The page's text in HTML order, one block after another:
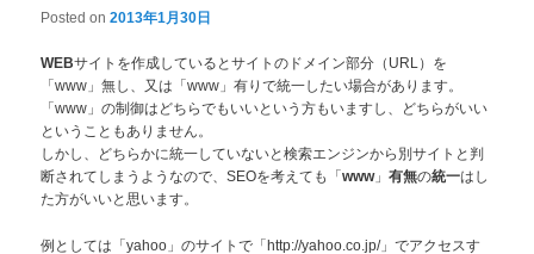
Posted on2013年1月30日
WEBサイトを作成しているとサイトのドメイン部分（URL）を
「www」無し、又は「www」有りで統一したい場合があります。
「www」の制御はどちらでもいいという方もいますし、どちらがいい
ということもありません。
しかし、どちらかに統一していないと検索エンジンから別サイトと判
断されてしまうようなので、SEOを考えても「www」有無の統一はし
た方がいいと思います。
例としては「yahoo」のサイトで「http://yahoo.co.jp/」でアクセスす